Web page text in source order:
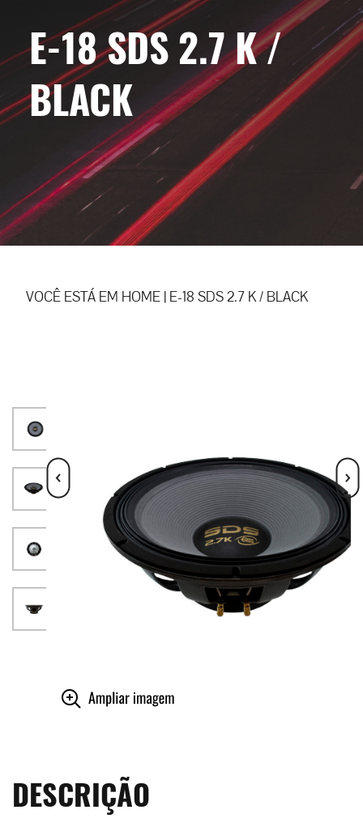
E-18 SDS 2.7 K /
BLACK
VOCÊ ESTÁ EM HOME | E-18 SDS 2.7 K / BLACK
DESCRIÇÃO